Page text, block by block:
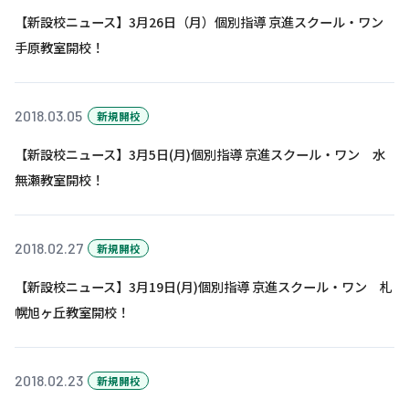
基本方針
お客様相談センター
【新設校ニュース】3月26日（月）個別指導 京進スクール・ワン
手原教室開校！
2018.03.05 新規開校
【新設校ニュース】3月5日(月)個別指導 京進スクール・ワン 水
無瀬教室開校！
2018.02.27 新規開校
【新設校ニュース】3月19日(月)個別指導 京進スクール・ワン 札
幌旭ヶ丘教室開校！
2018.02.23 新規開校